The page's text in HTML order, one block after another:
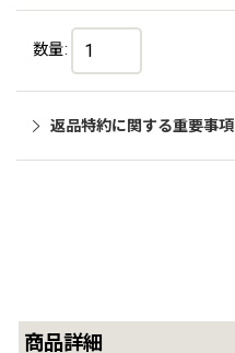
数量:
返品特約に関する重要事項
商品詳細